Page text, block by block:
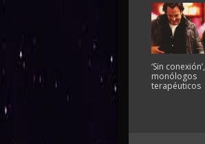
‘Sin conexión’,
monólogos
terapéuticos